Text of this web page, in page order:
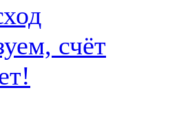
счёт